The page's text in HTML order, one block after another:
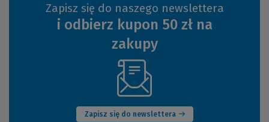
Zapisz się do naszego newslettera
i odbierz kupon 50 zł na
zakupy
Zapisz się do newslettera
(Nowe
okno)